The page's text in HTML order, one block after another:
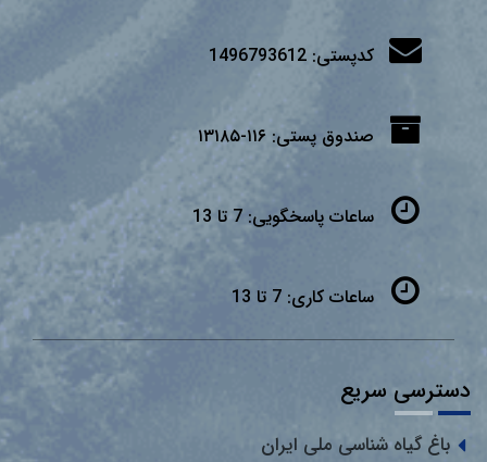
کدپستی: 1496793612
صندوق پستی: ۱۱۶-۱۳۱۸۵
ساعات پاسخگویی: 7 تا 13
ساعات کاری: 7 تا 13
دسترسی سریع
باغ گیاه شناسی ملی ایران